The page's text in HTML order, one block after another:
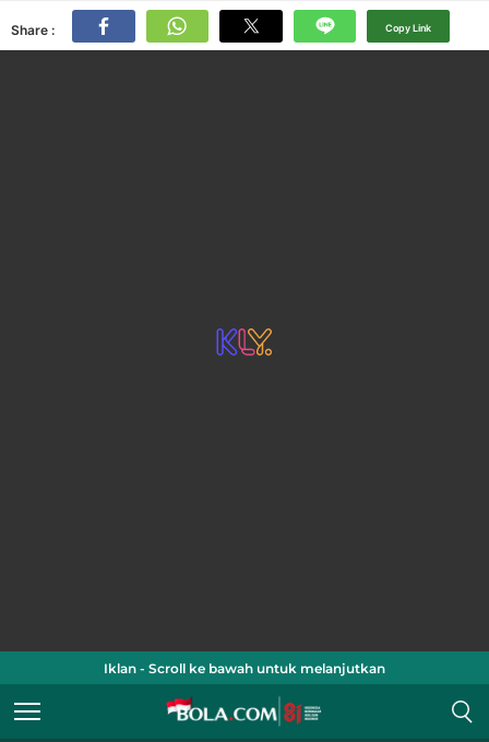
Share : Copy Link
Iklan - Scroll ke bawah untuk melanjutkan